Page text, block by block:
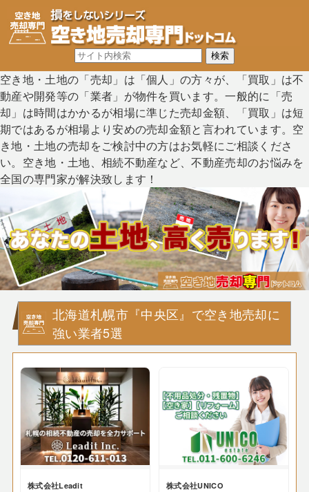
空き地・土地の「売却」は「個人」の方々が、「買取」は不
動産や開発等の「業者」が物件を買います。一般的に「売
却」は時間はかかるが相場に準じた売却金額、「買取」は短
期ではあるが相場より安めの売却金額と言われています。空
き地・土地の売却をご検討中の方はお気軽にご相談くださ
い。空き地・土地、相続不動産など、不動産売却のお悩みを
全国の専門家が解決致します！
北海道札幌市『中央区』で空き地売却に
強い業者5選
株式会社Leadit 株式会社UNICO